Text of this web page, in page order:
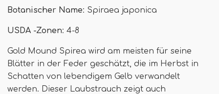
Botanischer Name: Spiraea japonica
USDA -Zonen: 4-8
Gold Mound Spirea wird am meisten für seine
Blätter in der Feder geschätzt, die im Herbst in
Schatten von lebendigem Gelb verwandelt
werden. Dieser Laubstrauch zeigt auch